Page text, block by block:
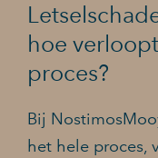
hoe
proces?
Bij
het hele proces,